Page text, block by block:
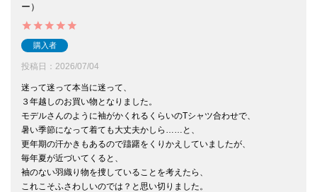
ー）
購入者
投稿日 2026/07/04
迷って迷って本当に迷って、
３年越しのお買い物となりました。
モデルさんのように袖がかくれるくらいのTシャツ合わせで、
暑い季節になって着ても大丈夫かしら……と、
更年期の汗かきもあるので躊躇をくりかえしていましたが、
毎年夏が近づいてくると、
袖のない羽織り物を捜していることを考えたら、
これこそふさわしいのでは？と思い切りました。